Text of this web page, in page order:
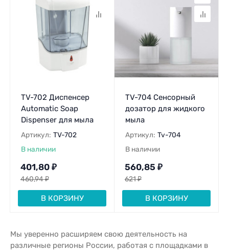
TV-702 Диспенсер
Automatic Soap
Dispenser для мыла
Артикул: TV-702
В наличии
401,80 ₽
460,94₽
В КОРЗИНУ
TV-704 Сенсорный
дозатор для жидкого
мыла
Артикул: Tv-704
В наличии
560,85 ₽
621₽
В КОРЗИНУ
Мы уверенно расширяем свою деятельность на
различные регионы России, работая с площадками в